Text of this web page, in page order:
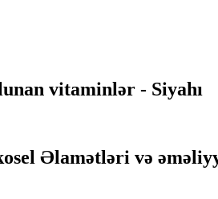
vitaminlər - Siyahı
Əlamətləri və